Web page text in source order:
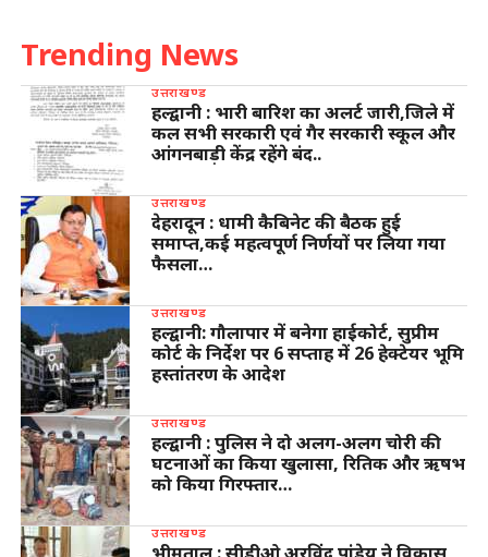
Trending News
उत्तराखण्ड
हल्द्वानी : भारी बारिश का अलर्ट जारी,जिले में
कल सभी सरकारी एवं गैर सरकारी स्कूल और
आंगनबाड़ी केंद्र रहेंगे बंद..
उत्तराखण्ड
देहरादून : धामी कैबिनेट की बैठक हुई
समाप्त,कई महत्वपूर्ण निर्णयों पर लिया गया
फैसला…
उत्तराखण्ड
हल्द्वानी: गौलापार में बनेगा हाईकोर्ट, सुप्रीम
कोर्ट के निर्देश पर 6 सप्ताह में 26 हेक्टेयर भूमि
हस्तांतरण के आदेश
उत्तराखण्ड
हल्द्वानी : पुलिस ने दो अलग-अलग चोरी की
घटनाओं का किया खुलासा, रितिक और ऋषभ
को किया गिरफ्तार…
उत्तराखण्ड